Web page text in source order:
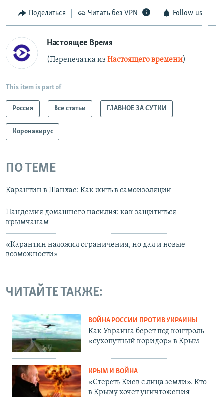
Поделиться Читать без VPN Follow us
Настоящее Время
(Перепечатка из Настоящего времени)
This item is part of
Россия Все статьи ГЛАВНОЕ ЗА СУТКИ
Коронавирус
ПО ТЕМЕ
Карантин в Шанхае: Как жить в самоизоляции
Пандемия домашнего насилия: как защититься
крымчанам
«Карантин наложил ограничения, но дал и новые
возможности»
ЧИТАЙТЕ ТАКЖЕ:
ВОЙНА РОССИИ ПРОТИВ УКРАИНЫ
Как Украина берет под контроль
«сухопутный коридор» в Крым
КРЫМ И ВОЙНА
«Стереть Киев с лица земли». Кто
в Крыму хочет уничтожения